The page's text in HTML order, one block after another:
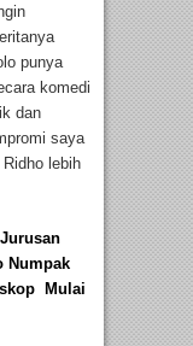
punya
komedi
dan
saya
lebih
Numpak
Mulai